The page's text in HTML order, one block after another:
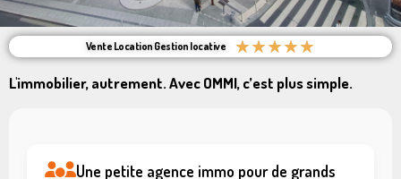
Vente Location Gestion locative ★★★★★
L'immobilier, autrement. Avec OMMI, c’est plus simple.
Une petite agence immo pour de grands